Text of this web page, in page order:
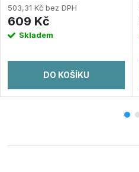
503,31 Kč bez DPH
609 Kč
Skladem
DO KOŠÍKU